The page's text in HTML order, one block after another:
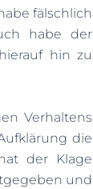
fälschlich
habe der
hin zu
Verhaltens
die
der Klage
und